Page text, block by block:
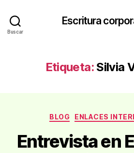
Buscar
Escritura
Etiqueta: Silvia
BLOG ENLACES
Entrevista en